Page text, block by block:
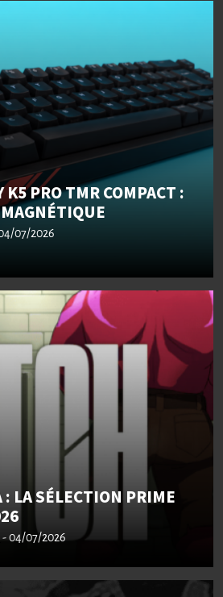
K5 PRO TMR COMPACT :
07/2026
LA SÉLECTION PRIME
- 04/07/2026